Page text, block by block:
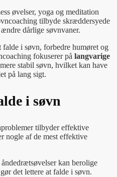
øvelser, yoga og meditation
tilbyde skræddersyede
dårlige søvnvaner.
i søvn, forbedre humøret og
fokuserer på langvarige
stabil søvn, hvilket kan have
på lang sigt.
i søvn
tilbyder effektive
nogle af de mest effektive
kan berolige
det lettere at falde i søvn.